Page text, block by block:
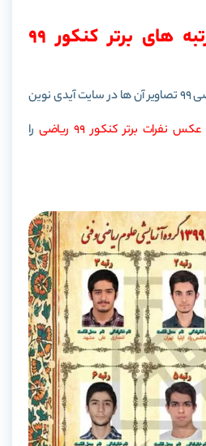
اسامی نفرات و رتبه های برتر کنکور 99
اسامی نفرات برتر کنکور ریاضی 99 تصاویر آن ها در سایت آیدی نوین
عکس نفرات برتر کنکور 99 ریاضی
را